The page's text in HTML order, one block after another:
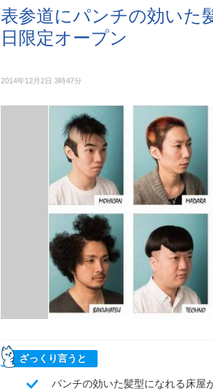
表参道にパンチの効いた
日限定オープン
2014年12月2日 3時47分
ざっくり言うと
パンチの効いた髪型になれる床屋が